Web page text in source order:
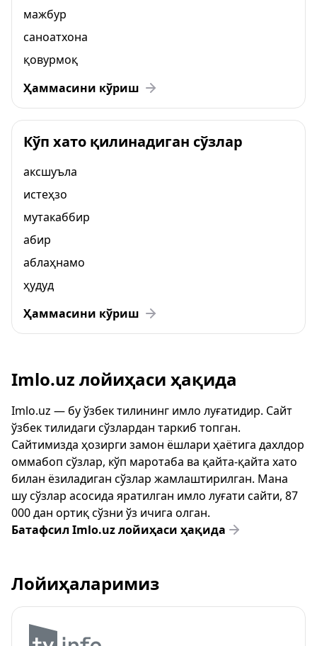
мажбур
саноатхона
қовурмоқ
Ҳаммасини кўриш
Кўп хато қилинадиган сўзлар
аксшуъла
истеҳзо
мутакаббир
абир
аблаҳнамо
ҳудуд
Ҳаммасини кўриш
Imlo.uz лойиҳаси ҳақида
Imlo.uz — бу ўзбек тилининг имло луғатидир. Сайт
ўзбек тилидаги сўзлардан таркиб топган.
Сайтимизда ҳозирги замон ёшлари ҳаётига дахлдор
оммабоп сўзлар, кўп маротаба ва қайта-қайта хато
билан ёзиладиган сўзлар жамлаштирилган. Мана
шу сўзлар асосида яратилган имло луғати сайти, 87
000 дан ортиқ сўзни ўз ичига олган.
Батафсил Imlo.uz лойиҳаси ҳақида
Лойиҳаларимиз